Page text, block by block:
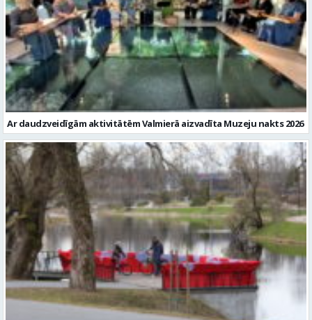
Ar daudzveidīgām aktivitātēm Valmierā aizvadīta Muzeju nakts 2026